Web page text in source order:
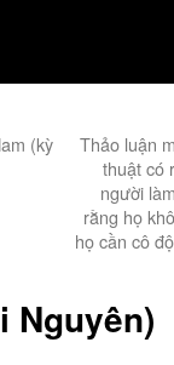
(kỳ
Thảo luận
thuật có
người
rằng họ
họ cần cô
Nguyên)